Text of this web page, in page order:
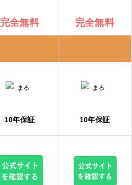
完全無料 完全無料
10年保証 10年保証